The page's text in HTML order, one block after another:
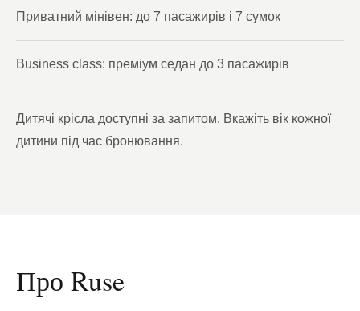
Приватний мінівен: до 7 пасажирів і 7 сумок
Business class: преміум седан до 3 пасажирів
Дитячі крісла доступні за запитом. Вкажіть вік кожної
дитини під час бронювання.
Про Ruse